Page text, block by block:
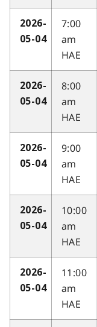
2026-
05-04
7:00
am
HAE
2026-
05-04
8:00
am
HAE
2026-
05-04
9:00
am
HAE
2026-
05-04
10:00
am
HAE
2026-
05-04
11:00
am
HAE